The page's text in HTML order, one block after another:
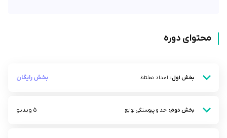
محتوای دوره
بخش اول: اعداد مختلط بخش رایگان
بخش دوم: حد و پیوستگی توابع 5 ویدیو